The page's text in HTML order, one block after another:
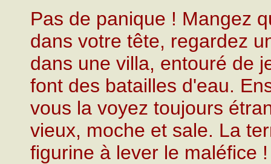
Pas de panique ! Mangez
dans votre tête, regardez
dans une villa, entouré de
font des batailles d'eau.
vous la voyez toujours
vieux, moche et sale. La
figurine à lever le maléfice !